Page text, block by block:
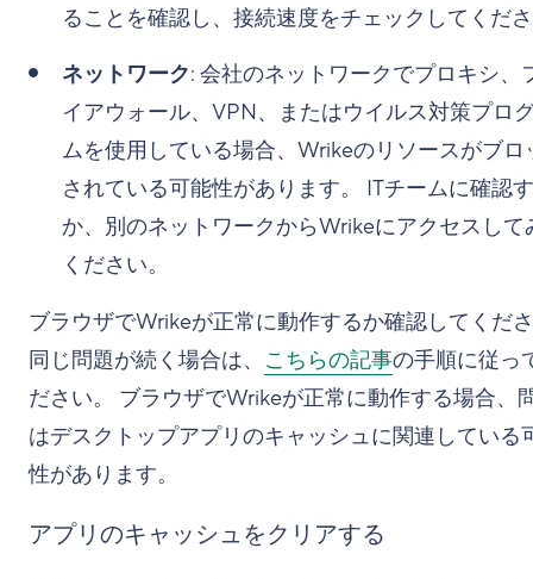
ることを確認し、接続速度をチェックしてくだ
ネットワーク: 会社のネットワークでプロキシ、
イアウォール、VPN、またはウイルス対策プロ
ムを使用している場合、Wrikeのリソースがブロ
されている可能性があります。 ITチームに確認
か、別のネットワークからWrikeにアクセスして
ください。
ブラウザでWrikeが正常に動作するか確認してくだ
同じ問題が続く場合は、 こちらの記事の手順に従っ
ださい。 ブラウザでWrikeが正常に動作する場合、
はデスクトップアプリのキャッシュに関連している
性があります。
アプリのキャッシュをクリアする